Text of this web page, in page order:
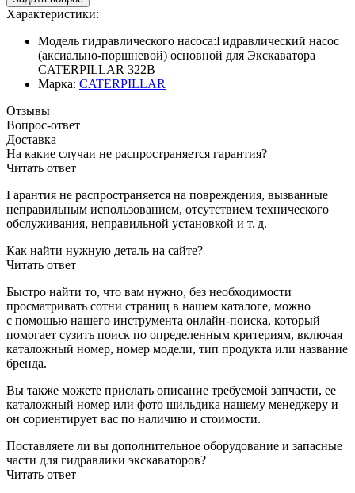
Характеристики:
Модель гидравлического насоса:Гидравлический насос
(аксиально-поршневой) основной для Экскаватора
CATERPILLAR 322B
Марка: CATERPILLAR
Отзывы
Вопрос-ответ
Доставка
На какие случаи не распространяется гарантия?
Читать ответ
Гарантия не распространяется на повреждения, вызванные
неправильным использованием, отсутствием технического
обслуживания, неправильной установкой и т. д.
Как найти нужную деталь на сайте?
Читать ответ
Быстро найти то, что вам нужно, без необходимости
просматривать сотни страниц в нашем каталоге, можно
с помощью нашего инструмента онлайн-поиска, который
помогает сузить поиск по определенным критериям, включая
каталожный номер, номер модели, тип продукта или название
бренда.
Вы также можете прислать описание требуемой запчасти, ее
каталожный номер или фото шильдика нашему менеджеру и
он сориентирует вас по наличию и стоимости.
Поставляете ли вы дополнительное оборудование и запасные
части для гидравлики экскаваторов?
Читать ответ